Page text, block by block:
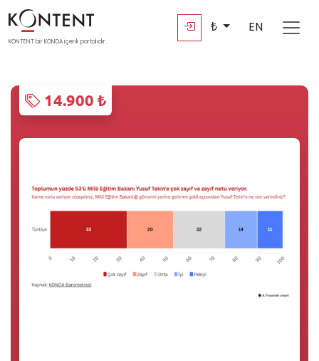
KONTENT bir KONDA içerik portalıdır.
₺ EN
14.900 ₺